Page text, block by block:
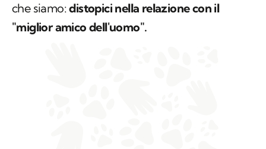
che siamo:distopici nella relazione con il
"miglior amico dell'uomo".